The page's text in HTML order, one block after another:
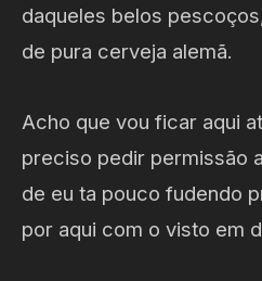
daqueles belos
de pura cerveja alemã.
Acho que vou ficar aqui
preciso pedir permissão
de eu ta pouco fudendo
por aqui com o visto em